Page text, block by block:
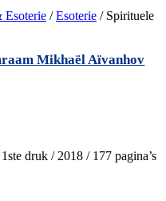
Esoterie /Esoterie / Spirituele
Mikhaël Aïvanhov
druk / 2018 / 177 pagina’s